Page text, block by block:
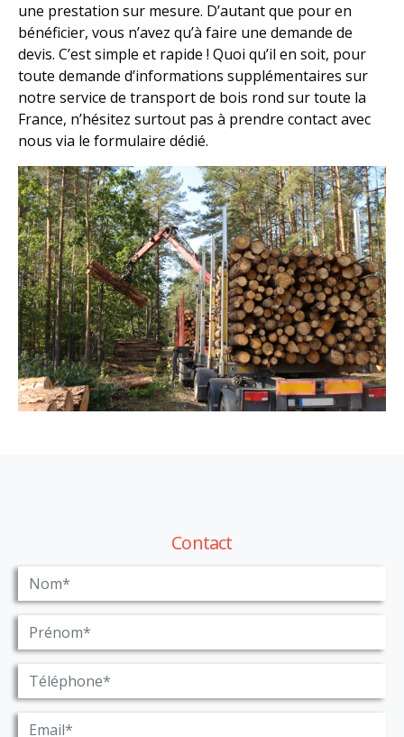
une prestation sur mesure. D’autant que pour en
bénéficier, vous n’avez qu’à faire une demande de
devis. C’est simple et rapide ! Quoi qu’il en soit, pour
toute demande d’informations supplémentaires sur
notre service de transport de bois rond sur toute la
France, n’hésitez surtout pas à prendre contact avec
nous via le formulaire dédié.
Contact